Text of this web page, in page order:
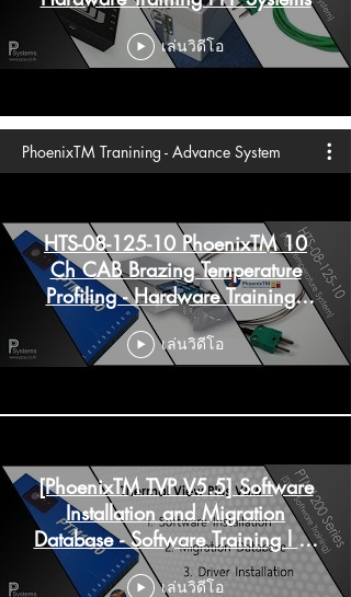
เล่นวิดีโอ
PhoenixTM Tranining - Advance System
HTS-08-125-10 PhoenixTM 10
Ch CAB Brazing Temperature
Profiling - Hardware Training l
PP Systems
เล่นวิดีโอ
[PhoenixTM TVP V5.5] Software
Installation and Migration
Database - Software Training l PP
Systems
เล่นวิดีโอ